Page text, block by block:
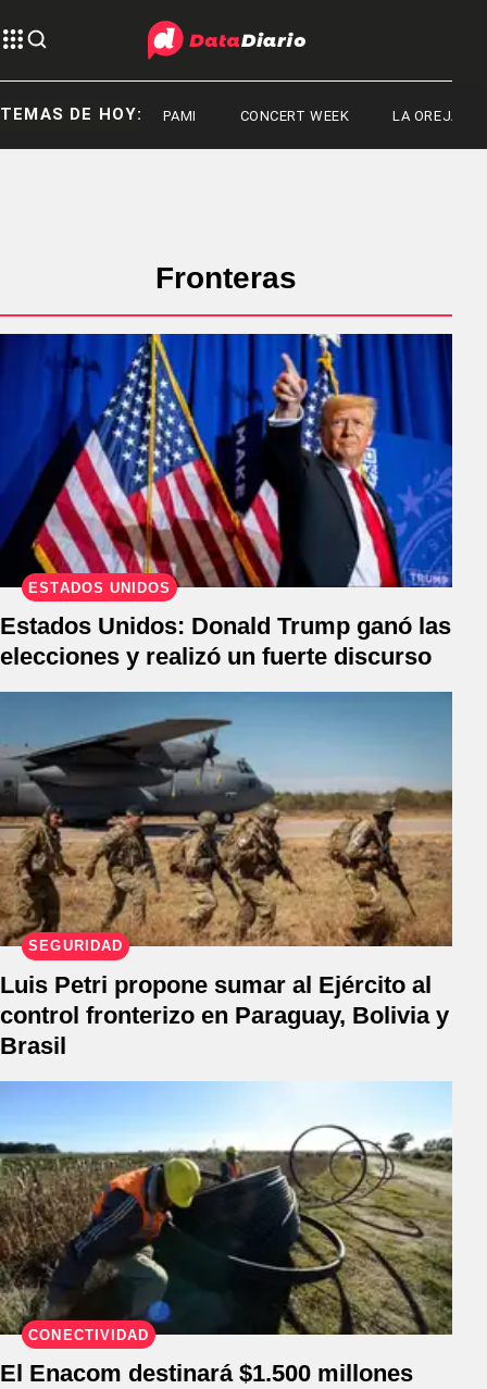
TEMAS DE HOY: PAMI CONCERT WEEK LA OREJA DE
Fronteras
ESTADOS UNIDOS
Estados Unidos: Donald Trump ganó las
elecciones y realizó un fuerte discurso
SEGURIDAD
Luis Petri propone sumar al Ejército al
control fronterizo en Paraguay, Bolivia y
Brasil
CONECTIVIDAD
El Enacom destinará $1.500 millones